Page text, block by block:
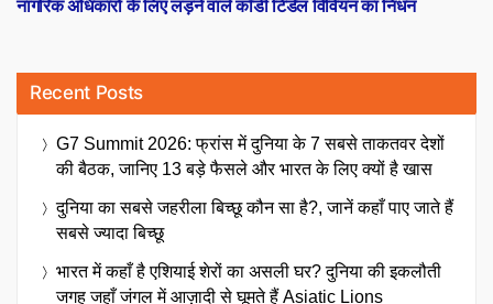
नागरिक अधिकारों के लिए लड़ने वाले कॉर्डी टिंडेल विवियन का निधन
Recent Posts
G7 Summit 2026: फ्रांस में दुनिया के 7 सबसे ताकतवर देशों
की बैठक, जानिए 13 बड़े फैसले और भारत के लिए क्यों है खास
दुनिया का सबसे जहरीला बिच्छू कौन सा है?, जानें कहाँ पाए जाते हैं
सबसे ज्यादा बिच्छू
भारत में कहाँ है एशियाई शेरों का असली घर? दुनिया की इकलौती
जगह जहाँ जंगल में आज़ादी से घूमते हैं Asiatic Lions